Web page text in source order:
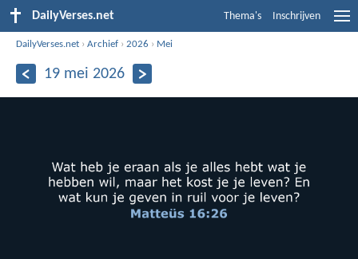
DailyVerses.net Thema's Inschrijven
DailyVerses.net ›Archief ›2026 › Mei
19 mei 2026